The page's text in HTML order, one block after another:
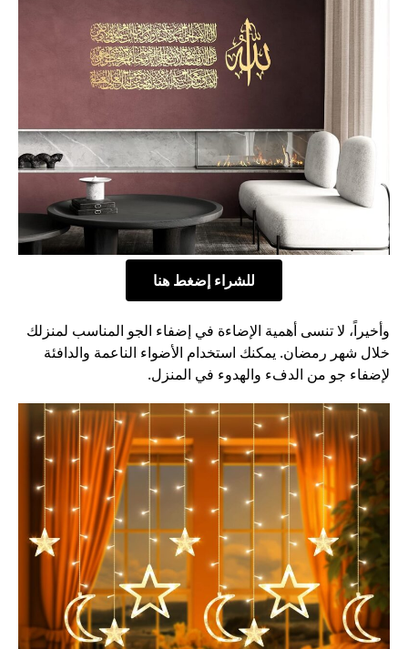
للشراء إضغط هنا
وأخيراً، لا تنسى أهمية الإضاءة في إضفاء الجو المناسب لمنزلك
خلال شهر رمضان. يمكنك استخدام الأضواء الناعمة والدافئة
لإضفاء جو من الدفء والهدوء في المنزل.